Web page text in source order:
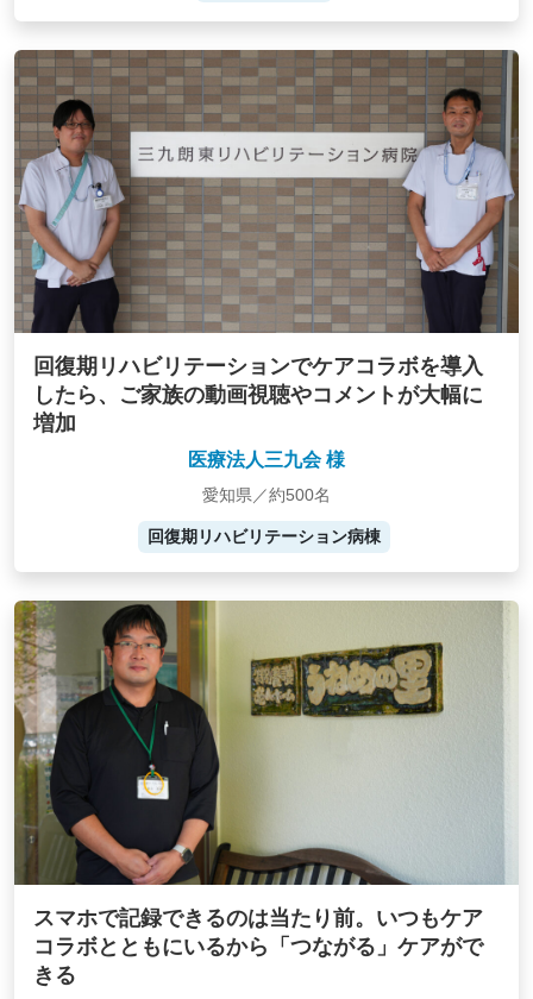
回復期リハビリテーションでケアコラボを導入
したら、ご家族の動画視聴やコメントが大幅に
増加
医療法人三九会 様
愛知県／約500名
回復期リハビリテーション病棟
スマホで記録できるのは当たり前。いつもケア
コラボとともにいるから「つながる」ケアがで
きる